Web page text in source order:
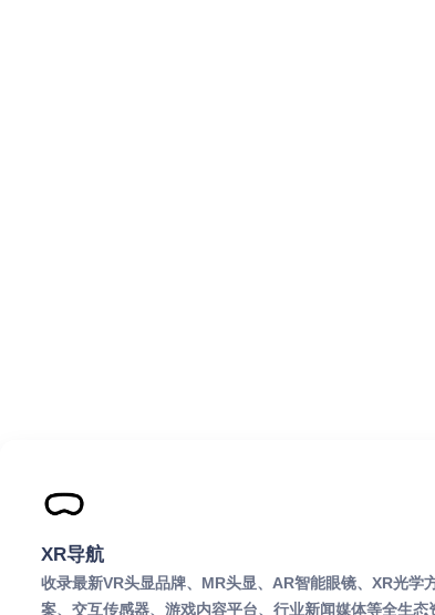
XR导航
收录最新VR头显品牌、MR头显、AR智能眼镜、XR光学
案、交互传感器、游戏内容平台、行业新闻媒体等全生态